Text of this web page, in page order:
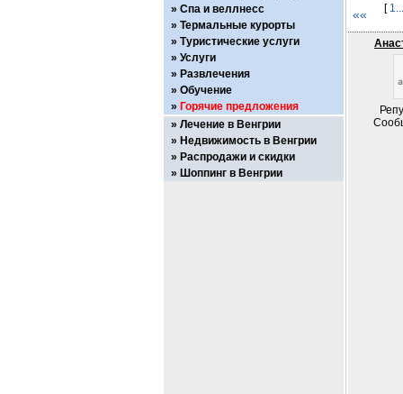
«« [
Спа и веллнесс
Термальные курорты
Туристические услуги
Услуги
Развлечения
Обучение
Горячие предложения
Лечение в Венгрии
Недвижимость в Венгрии
Распродажи и скидки
Шоппинг в Венгрии